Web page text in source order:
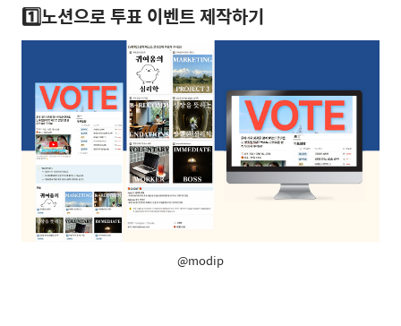
1️⃣노션으로 투표 이벤트 제작하기
@modip